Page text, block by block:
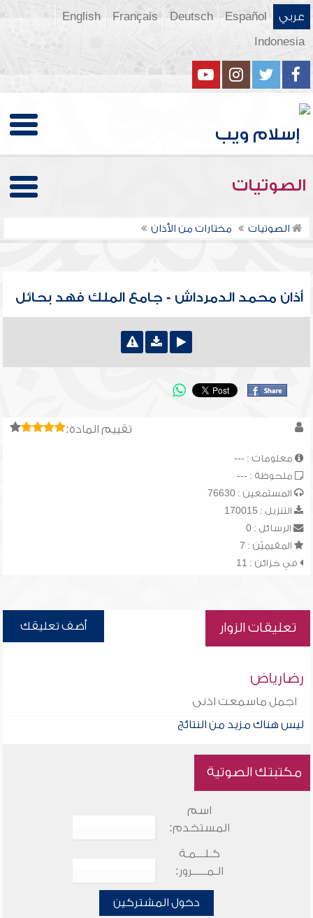
عربي Español
Deutsch
Français
English
Indonesia
الصوتيات
الصوتيات مختارات من الأذان
أذان محمد الدمرداش - جامع الملك فهد بحائل
تقييم المادة:
معلومات : ---
ملحوظة : ---
المستمعين : 76630
التنزيل : 170015
الرسائل : 0
المقيميّن : 7
في خزائن : 11
تعليقات الزوار أضف تعليقك
رضارياض
اجمل ماسمعت اذنى
ليس هناك مزيد من النتائج
مكتبتك الصوتية
اسم
المستخدم:
كـلـــمـة
الـمـــــرور:
دخول المشتركين